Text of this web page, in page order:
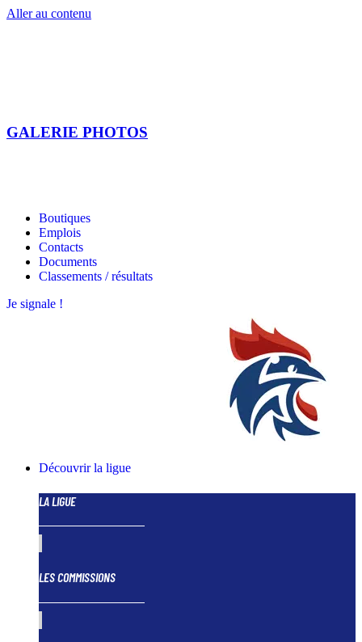
Aller au contenu
GALERIE PHOTOS
Boutiques
Emplois
Contacts
Documents
Classements / résultats
Je signale !
Découvrir la ligue
LA LIGUE
LES COMMISSIONS